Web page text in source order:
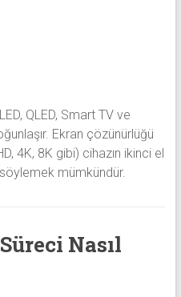
QLED, Smart TV ve
Ekran çözünürlüğü
4K, 8K gibi) cihazın ikinci el
mümkündür.
Nasıl